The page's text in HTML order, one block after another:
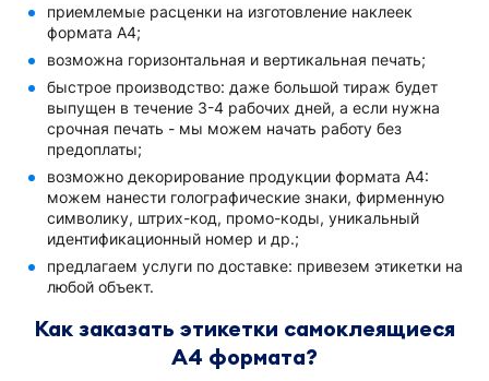
приемлемые расценки на изготовление наклеек
формата А4;
возможна горизонтальная и вертикальная печать;
быстрое производство: даже большой тираж будет
выпущен в течение 3-4 рабочих дней, а если нужна
срочная печать - мы можем начать работу без
предоплаты;
возможно декорирование продукции формата А4:
можем нанести голографические знаки, фирменную
символику, штрих-код, промо-коды, уникальный
идентификационный номер и др.;
предлагаем услуги по доставке: привезем этикетки на
любой объект.
Как заказать этикетки самоклеящиеся
А4 формата?